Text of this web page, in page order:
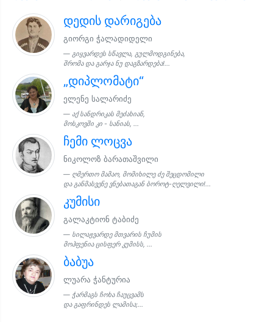
დედის დარიგება
გიორგი ჭალადიდელი
გიყვარდეს სწავლა, გულმოდგინება,
შრომა და გარჯა ნუ დაგზარდება!...
„დიპლომატი“
ელენე სალარიძე
აქ სანდრიკას მეძახიან,
მოსკოვში კი - სანიას, ...
ჩემი ლოცვა
ნიკოლოზ ბარათაშვილი
ღმერთო მამაო, მომიხილე ძე შეცდომილი
და განმასვენე ვნებათაგან ბოროტ-ღელვილი!...
კუმისი
გალაკტიონ ტაბიძე
სილაჟვარდე მთვარის ჩუმის
მოჰფენია ცისფერ კუმისს, ...
ბაბუა
ლუარა ჭანტურია
ჭარმაგს ჩოხა ჩაუცვამს
და გაფრინდეს ლამისა;...